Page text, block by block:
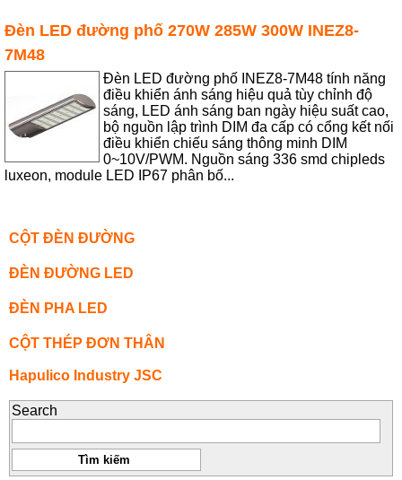
Đèn LED đường phố 270W 285W 300W INEZ8-
7M48
Đèn LED đường phố INEZ8-7M48 tính năng
điều khiển ánh sáng hiệu quả tùy chỉnh độ
sáng, LED ánh sáng ban ngày hiệu suất cao,
bộ nguồn lập trình DIM đa cấp có cổng kết nối
điều khiển chiếu sáng thông minh DIM
0~10V/PWM. Nguồn sáng 336 smd chipleds
luxeon, module LED IP67 phân bố...
CỘT ĐÈN ĐƯỜNG
ĐÈN ĐƯỜNG LED
ĐÈN PHA LED
CỘT THÉP ĐƠN THÂN
Hapulico Industry JSC
Search